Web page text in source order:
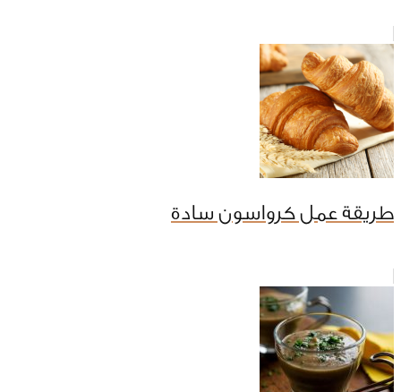
طريقة عمل كرواسون سادة